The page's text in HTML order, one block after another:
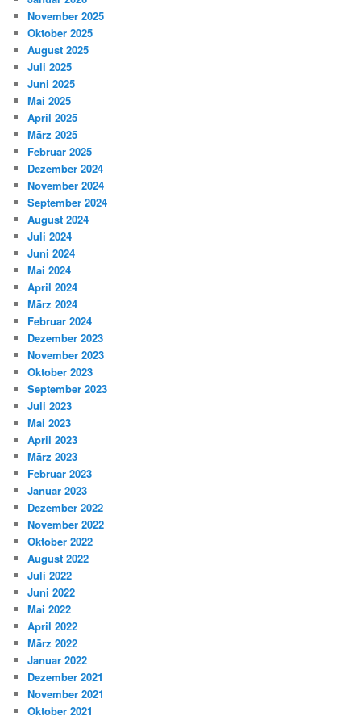
November 2025
Oktober 2025
August 2025
Juli 2025
Juni 2025
Mai 2025
April 2025
März 2025
Februar 2025
Dezember 2024
November 2024
September 2024
August 2024
Juli 2024
Juni 2024
Mai 2024
April 2024
März 2024
Februar 2024
Dezember 2023
November 2023
Oktober 2023
September 2023
Juli 2023
Mai 2023
April 2023
März 2023
Februar 2023
Januar 2023
Dezember 2022
November 2022
Oktober 2022
August 2022
Juli 2022
Juni 2022
Mai 2022
April 2022
März 2022
Januar 2022
Dezember 2021
November 2021
Oktober 2021